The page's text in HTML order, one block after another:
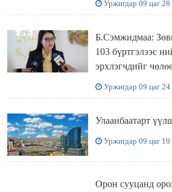
Уржигдар 09 цаг
Б.Сэмжидмаа:
103 бүртгэлээс
эрхлэгчдийг
Уржигдар 09 цаг
Улаанбаатарт
Уржигдар 09 цаг
Орон сууцанд